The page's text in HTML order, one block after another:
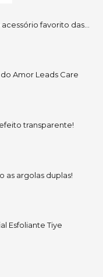
favorito das…
Amor Leads Care
transparente!
as argolas duplas!
Esfoliante Tiye